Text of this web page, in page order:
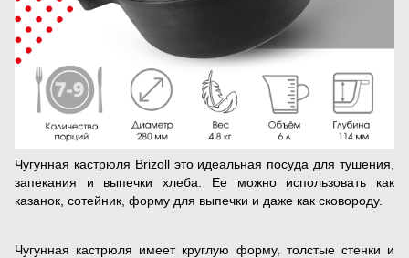
Чугунная кастрюля Brizoll это идеальная посуда для тушения,
запекания и выпечки хлеба. Ее можно использовать как
казанок, сотейник, форму для выпечки и даже как сковороду.
Чугунная кастрюля имеет круглую форму, толстые стенки и